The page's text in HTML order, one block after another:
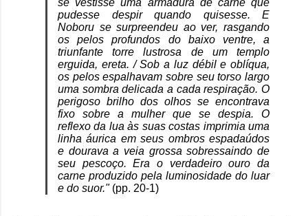
pudesse despir quando quisesse. E
Noboru se surpreendeu ao ver, rasgando
os pelos profundos do baixo ventre, a
triunfante torre lustrosa de um templo
erguida, ereta. / Sob a luz débil e oblíqua,
os pelos espalhavam sobre seu torso largo
uma sombra delicada a cada respiração. O
perigoso brilho dos olhos se encontrava
fixo sobre a mulher que se despia. O
reflexo da lua às suas costas imprimia uma
linha áurica em seus ombros espadaúdos
e dourava a veia grossa sobressaindo de
seu pescoço. Era o verdadeiro ouro da
carne produzido pela luminosidade do luar
e do suor."(pp. 20-1)